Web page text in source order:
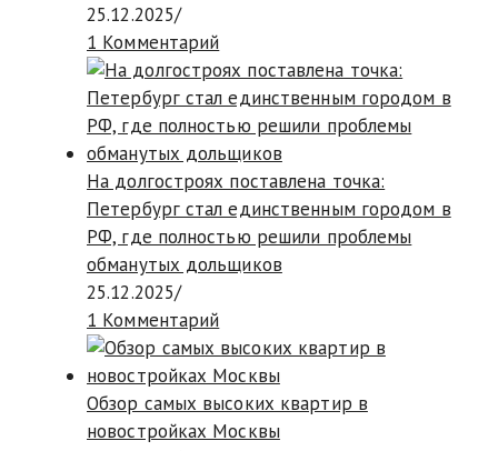
25.12.2025/
1 Комментарий
На долгостроях поставлена точка:
Петербург стал единственным городом в
РФ, где полностью решили проблемы
обманутых дольщиков
25.12.2025/
1 Комментарий
Обзор самых высоких квартир в
новостройках Москвы